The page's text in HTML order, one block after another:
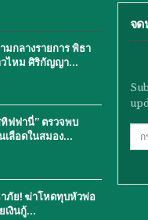
มกลางรายการ พิธา
วไหม ศิริกัญญา…
ฟฟานี่” ตรวจพบ
เลือดในสมอง…
ภัย! ฆ่าโหดทุบหัวพ่อ
เงินกู้…
จด